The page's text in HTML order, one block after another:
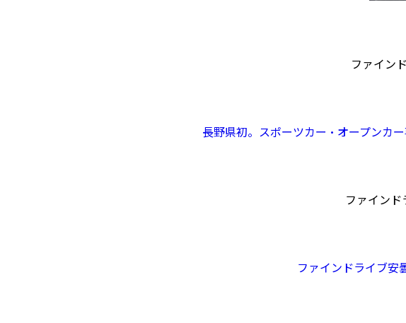
ファイン
長野県初。スポーツカー・オープン
ファイン
ファインドライブ安